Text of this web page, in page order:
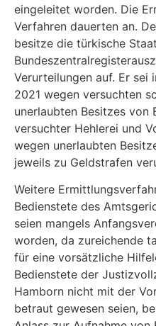
eingeleitet worden. Die
Verfahren dauerten an.
besitze die türkische
Verurteilungen auf. Er sei
2021 wegen versuchten
unerlaubten Besitzes von
versuchter Hehlerei und
wegen unerlaub­ten
jeweils zu Geldstrafen
Weitere
Bedienstete des
seien mangels
worden, da zureichende
für eine vorsätzliche
Bedienstete der
Hamborn nicht mit der
betraut gewe­sen seien,